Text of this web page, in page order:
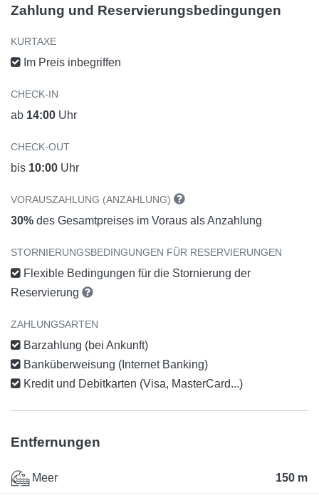
Zahlung und Reservierungsbedingungen
KURTAXE
Im Preis inbegriffen
CHECK-IN
ab 14:00 Uhr
CHECK-OUT
bis 10:00 Uhr
VORAUSZAHLUNG (ANZAHLUNG)
30% des Gesamtpreises im Voraus als Anzahlung
STORNIERUNGSBEDINGUNGEN FÜR RESERVIERUNGEN
Flexible Bedingungen für die Stornierung der
Reservierung
ZAHLUNGSARTEN
Barzahlung (bei Ankunft)
Banküberweisung (Internet Banking)
Kredit und Debitkarten (Visa, MasterCard...)
Entfernungen
Meer 150 m